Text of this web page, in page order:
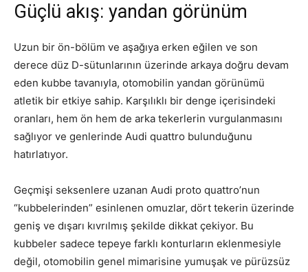
Güçlü akış: yandan görünüm
Uzun bir ön-bölüm ve aşağıya erken eğilen ve son
derece düz D-sütunlarının üzerinde arkaya doğru devam
eden kubbe tavanıyla, otomobilin yandan görünümü
atletik bir etkiye sahip. Karşılıklı bir denge içerisindeki
oranları, hem ön hem de arka tekerlerin vurgulanmasını
sağlıyor ve genlerinde Audi quattro bulunduğunu
hatırlatıyor.
Geçmişi seksenlere uzanan Audi proto quattro’nun
“kubbelerinden” esinlenen omuzlar, dört tekerin üzerinde
geniş ve dışarı kıvrılmış şekilde dikkat çekiyor. Bu
kubbeler sadece tepeye farklı konturların eklenmesiyle
değil, otomobilin genel mimarisine yumuşak ve pürüzsüz